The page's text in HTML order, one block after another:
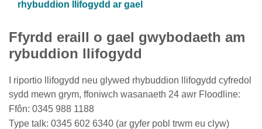
rhybuddion llifogydd ar gael
Ffyrdd eraill o gael gwybodaeth am
rybuddion llifogydd
I riportio llifogydd neu glywed rhybuddion llifogydd cyfredol
sydd mewn grym, ffoniwch wasanaeth 24 awr Floodline:
Ffôn: 0345 988 1188
Type talk: 0345 602 6340 (ar gyfer pobl trwm eu clyw)